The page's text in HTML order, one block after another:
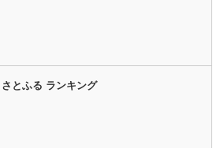
さとふる ランキング